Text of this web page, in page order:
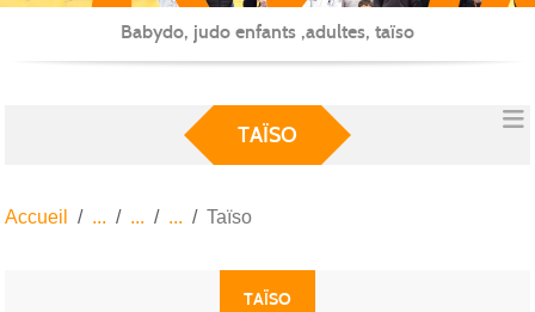
-
Babydo, judo enfants ,adultes, taïso
TAÏSO
Accueil Taïso
TAÏSO